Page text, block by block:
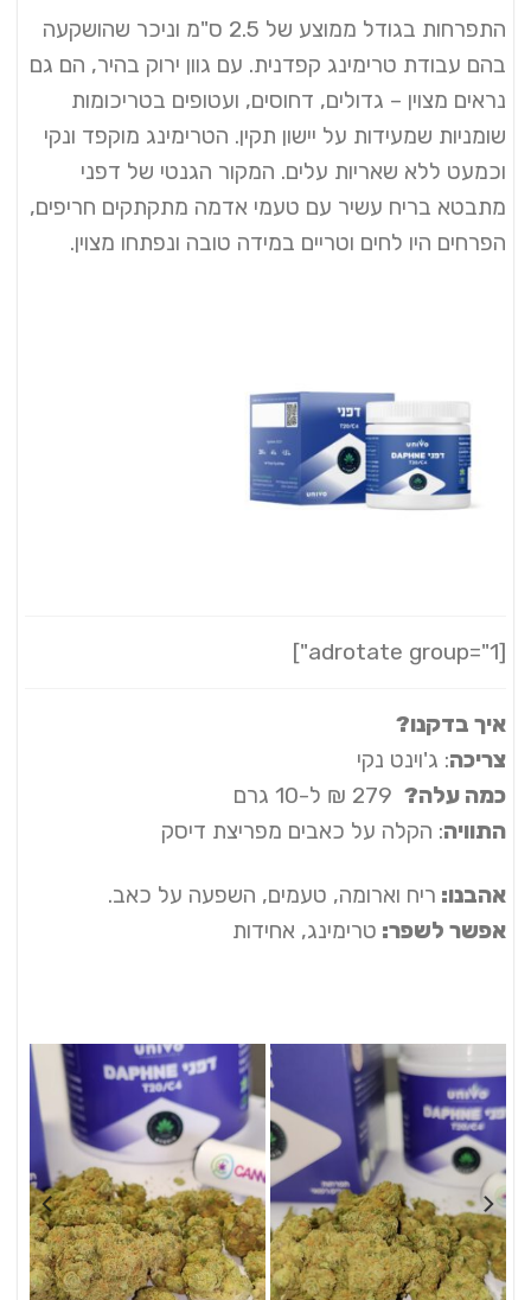
התפרחות בגודל ממוצע של 2.5 ס"מ וניכר שהושקעה
בהם עבודת טרימינג קפדנית. עם גוון ירוק בהיר, הם גם
נראים מצוין – גדולים, דחוסים, ועטופים בטריכומות
שומניות שמעידות על יישון תקין. הטרימינג מוקפד ונקי
וכמעט ללא שאריות עלים. המקור הגנטי של דפני
מתבטא בריח עשיר עם טעמי אדמה מתקתקים חריפים,
הפרחים היו לחים וטריים במידה טובה ונפתחו מצוין.
[adrotate group="1"]
איך בדקנו?
צריכה: ג'וינט נקי
כמה עלה?279 ₪ ל-10 גרם
התוויה: הקלה על כאבים מפריצת דיסק
אהבנו: ריח וארומה, טעמים, השפעה על כאב.
אפשר לשפר: טרימינג, אחידות